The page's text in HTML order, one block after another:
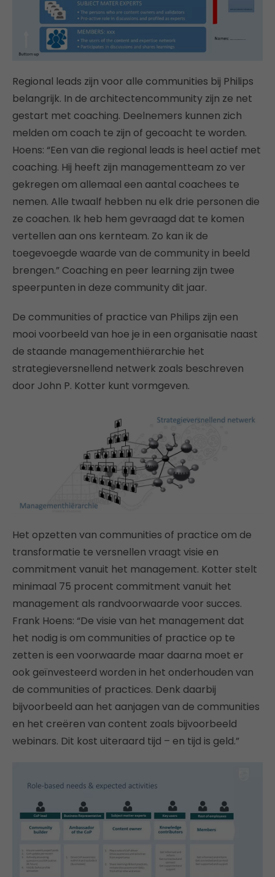
Regional leads zijn voor alle communities bij Philips
belangrijk. In de architectencommunity zijn ze net
gestart met coaching. Deelnemers kunnen zich
melden om coach te zijn of gecoacht te worden.
Hoens: “Een van die regional leads is heel actief met
coaching. Hij heeft zijn managementteam zo ver
gekregen om allemaal een aantal coachees te
nemen. Alle twaalf hebben nu elk drie personen die
ze coachen. Ik heb hem gevraagd dat te komen
vertellen aan ons kernteam. Zo kan ik de
toegevoegde waarde van de community in beeld
brengen.” Coaching en peer learning zijn twee
speerpunten in deze community dit jaar.
De communities of practice van Philips zijn een
mooi voorbeeld van hoe je in een organisatie naast
de staande managementhiërarchie het
strategieversnellend netwerk zoals beschreven
door John P. Kotter kunt vormgeven.
Het opzetten van communities of practice om de
transformatie te versnellen vraagt visie en
commitment vanuit het management. Kotter stelt
minimaal 75 procent commitment vanuit het
management als randvoorwaarde voor succes.
Frank Hoens: “De visie van het management dat
het nodig is om communities of practice op te
zetten is een voorwaarde maar daarna moet er
ook geïnvesteerd worden in het onderhouden van
de communities of practices. Denk daarbij
bijvoorbeeld aan het aanjagen van de communities
en het creëren van content zoals bijvoorbeeld
webinars. Dit kost uiteraard tijd – en tijd is geld.”